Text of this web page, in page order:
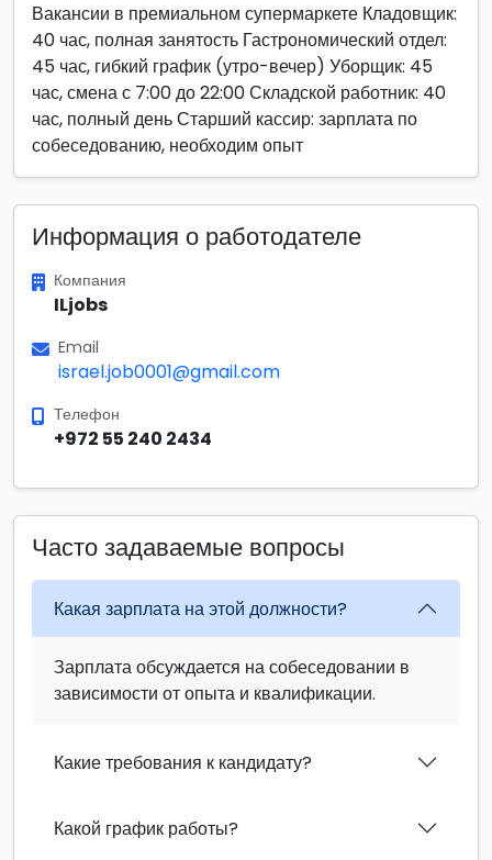
Вакансии в премиальном супермаркете Кладовщик:
40 час, полная занятость Гастрономический отдел:
45 час, гибкий график (утро-вечер) Уборщик: 45
час, смена с 7:00 до 22:00 Складской работник: 40
час, полный день Старший кассир: зарплата по
собеседованию, необходим опыт
Информация о работодателе
Компания
ILjobs
Email
israel.job0001@gmail.com
Телефон
+972 55 240 2434
Часто задаваемые вопросы
Какая зарплата на этой должности?
Зарплата обсуждается на собеседовании в
зависимости от опыта и квалификации.
Какие требования к кандидату?
Какой график работы?